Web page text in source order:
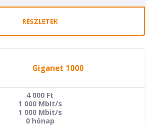
RÉSZLETEK
Giganet 1000
4 000 Ft
1 000 Mbit/s
1 000 Mbit/s
0 hónap